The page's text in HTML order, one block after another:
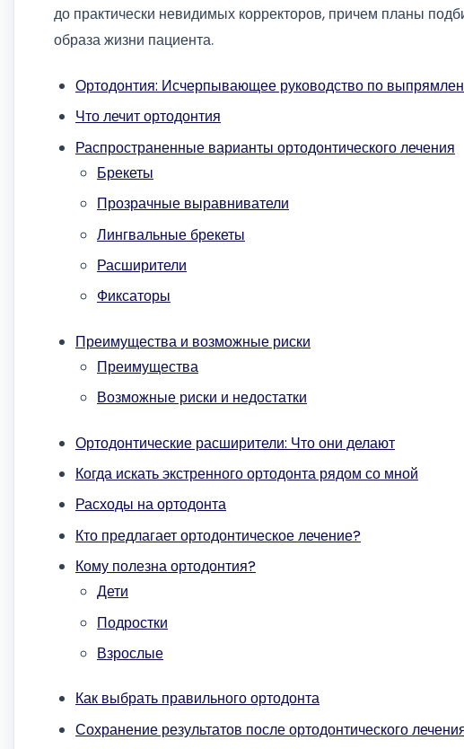
до практически невидимых корректоров, причем планы
образа жизни пациента.
Ортодонтия: Исчерпывающее руководство по
Что лечит ортодонтия
Распространенные варианты ортодонтического лечения
Брекеты
Прозрачные выравниватели
Лингвальные брекеты
Расширители
Фиксаторы
Преимущества и возможные риски
Преимущества
Возможные риски и недостатки
Ортодонтические расширители: Что они делают
Когда искать экстренного ортодонта рядом со мной
Расходы на ортодонта
Кто предлагает ортодонтическое лечение?
Кому полезна ортодонтия?
Дети
Подростки
Взрослые
Как выбрать правильного ортодонта
Сохранение результатов после ортодонтического